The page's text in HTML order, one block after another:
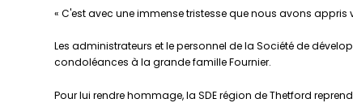
« C'est avec une immense tristesse que nous avons appris
Les administrateurs et le personnel dela Société de
condoléances à la grande famille Fournier.
Pour lui rendre hommage, la SDE région de Thetford